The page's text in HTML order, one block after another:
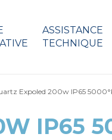
ASSISTANCE
TECHNIQUE
Expoled 200w IP65
IP65